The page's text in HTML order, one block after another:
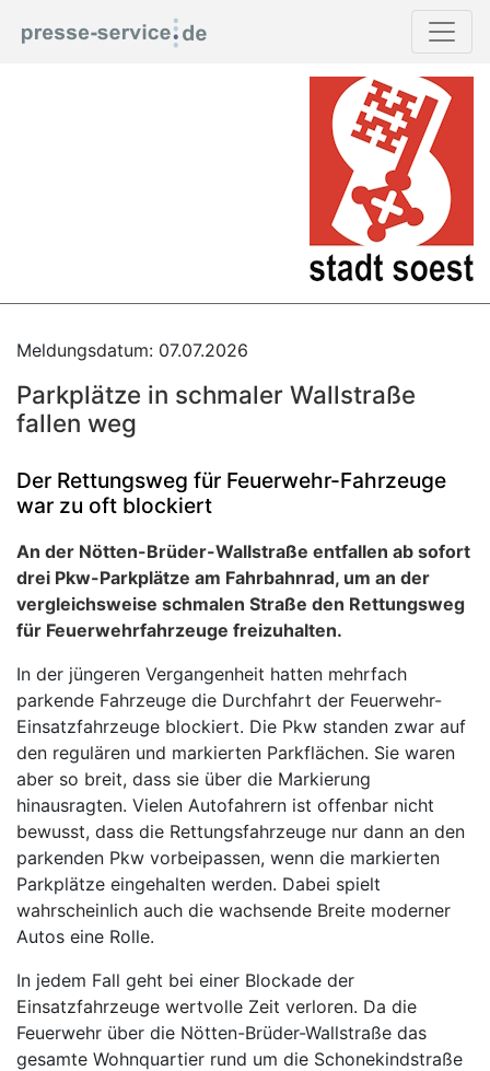
Meldungsdatum: 07.07.2026
Parkplätze in schmaler Wallstraße
fallen weg
Der Rettungsweg für Feuerwehr-Fahrzeuge
war zu oft blockiert
An der Nötten-Brüder-Wallstraße entfallen ab sofort
drei Pkw-Parkplätze am Fahrbahnrad, um an der
vergleichsweise schmalen Straße den Rettungsweg
für Feuerwehrfahrzeuge freizuhalten.
In der jüngeren Vergangenheit hatten mehrfach
parkende Fahrzeuge die Durchfahrt der Feuerwehr-
Einsatzfahrzeuge blockiert. Die Pkw standen zwar auf
den regulären und markierten Parkflächen. Sie waren
aber so breit, dass sie über die Markierung
hinausragten. Vielen Autofahrern ist offenbar nicht
bewusst, dass die Rettungsfahrzeuge nur dann an den
parkenden Pkw vorbeipassen, wenn die markierten
Parkplätze eingehalten werden. Dabei spielt
wahrscheinlich auch die wachsende Breite moderner
Autos eine Rolle.
In jedem Fall geht bei einer Blockade der
Einsatzfahrzeuge wertvolle Zeit verloren. Da die
Feuerwehr über die Nötten-Brüder-Wallstraße das
gesamte Wohnquartier rund um die Schonekindstraße